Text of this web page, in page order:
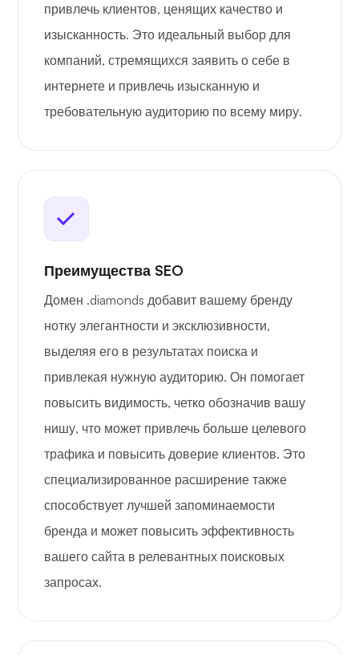
привлечь клиентов, ценящих качество и
изысканность. Это идеальный выбор для
компаний, стремящихся заявить о себе в
интернете и привлечь изысканную и
требовательную аудиторию по всему миру.
Преимущества SEO
Домен .diamonds добавит вашему бренду
нотку элегантности и эксклюзивности,
выделяя его в результатах поиска и
привлекая нужную аудиторию. Он помогает
повысить видимость, четко обозначив вашу
нишу, что может привлечь больше целевого
трафика и повысить доверие клиентов. Это
специализированное расширение также
способствует лучшей запоминаемости
бренда и может повысить эффективность
вашего сайта в релевантных поисковых
запросах.